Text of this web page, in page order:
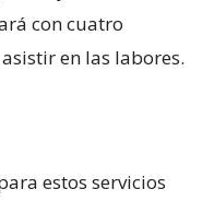
con cuatro
en las labores.
estos servicios